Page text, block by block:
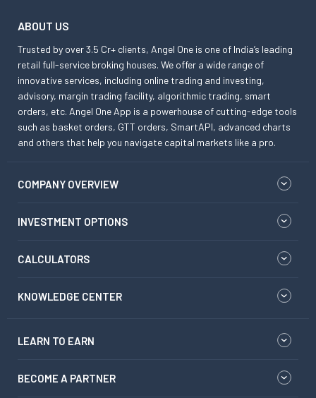
ABOUT US
Trusted by over 3.5 Cr+ clients, Angel One is one of India’s leading
retail full-service broking houses. We offer a wide range of
innovative services, including online trading and investing,
advisory, margin trading facility, algorithmic trading, smart
orders, etc. Angel One App is a powerhouse of cutting-edge tools
such as basket orders, GTT orders, SmartAPI, advanced charts
and others that help you navigate capital markets like a pro.
COMPANY OVERVIEW
INVESTMENT OPTIONS
CALCULATORS
KNOWLEDGE CENTER
LEARN TO EARN
BECOME A PARTNER